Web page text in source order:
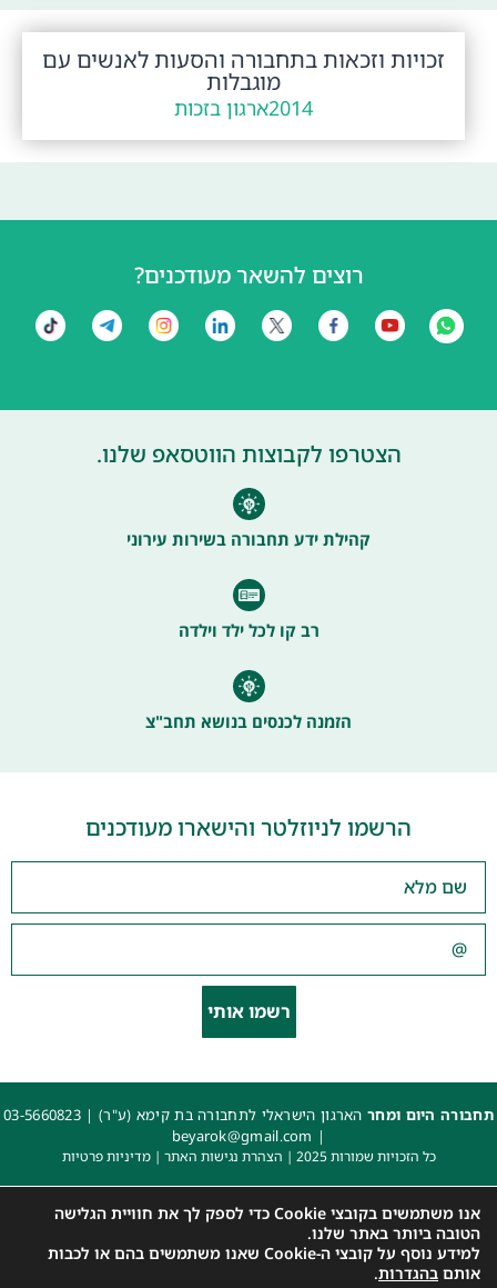
זכויות וזכאות בתחבורה והסעות לאנשים עם
מוגבלות
2014ארגון בזכות
רוצים להשאר מעודכנים?
הצטרפו לקבוצות הווטסאפ שלנו.
קהילת ידע תחבורה בשירות עירוני
רב קו לכל ילד וילדה
הזמנה לכנסים בנושא תחב"צ
הרשמו לניוזלטר והישארו מעודכנים
רשמו אותי
תחבורה היום ומחרהארגון הישראלי לתחבורה בת קימא (ע"ר) | 03-5660823
|
beyarok@gmail.com
כל הזכויות שמורות 2025 | הצהרת נגישות האתר |מדיניות פרטיות
אנו משתמשים בקובצי Cookie כדי לספק לך את חוויית הגלישה
הטובה ביותר באתר שלנו.
למידע נוסף על קובצי ה-Cookie שאנו משתמשים בהם או לכבות
אותם בהגדרות.